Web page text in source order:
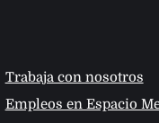
Trabaja con nosotros
Empleos en Espacio